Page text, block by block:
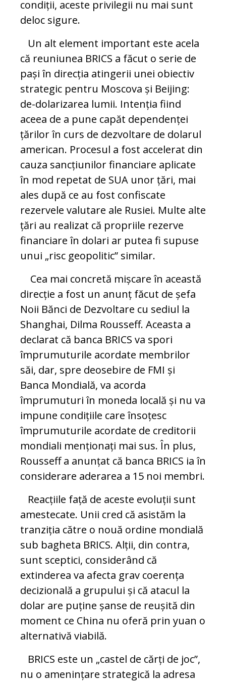
condiții, aceste privilegii nu mai sunt
deloc sigure.
Un alt element important este acela
că reuniunea BRICS a făcut o serie de
pași în direcția atingerii unei obiectiv
strategic pentru Moscova și Beijing:
de-dolarizarea lumii. Intenția fiind
aceea de a pune capăt dependenței
țărilor în curs de dezvoltare de dolarul
american. Procesul a fost accelerat din
cauza sancțiunilor financiare aplicate
în mod repetat de SUA unor țări, mai
ales după ce au fost confiscate
rezervele valutare ale Rusiei. Multe alte
țări au realizat că propriile rezerve
financiare în dolari ar putea fi supuse
unui „risc geopolitic” similar.
Cea mai concretă mișcare în această
direcție a fost un anunț făcut de șefa
Noii Bănci de Dezvoltare cu sediul la
Shanghai, Dilma Rousseff. Aceasta a
declarat că banca BRICS va spori
împrumuturile acordate membrilor
săi, dar, spre deosebire de FMI și
Banca Mondială, va acorda
împrumuturi în moneda locală și nu va
impune condițiile care însoțesc
împrumuturile acordate de creditorii
mondiali menționați mai sus. În plus,
Rousseff a anunțat că banca BRICS ia în
considerare aderarea a 15 noi membri.
Reacțiile față de aceste evoluții sunt
amestecate. Unii cred că asistăm la
tranziția către o nouă ordine mondială
sub bagheta BRICS. Alții, din contra,
sunt sceptici, considerând că
extinderea va afecta grav coerența
decizională a grupului și că atacul la
dolar are puține șanse de reușită din
moment ce China nu oferă prin yuan o
alternativă viabilă.
BRICS este un „castel de cărți de joc”,
nu o amenințare strategică la adresa